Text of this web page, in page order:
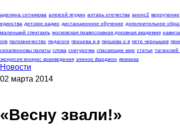
аделина сотникова алексей ягудин алтарь отечества анонс2 вероучение
единства детское радио дистанционное обучение дополнительное
маленький спектакль московская православная духовная академия
опк паломничество педагоги перцева и в перцева о в петр чернышев
серапионовы палаты слова снегурочка спасающие мир статьи таганский
экскурсия конкурс краеведения элинор фарджон ярмарка
Новости
02 марта 2014
«Весну звали!»